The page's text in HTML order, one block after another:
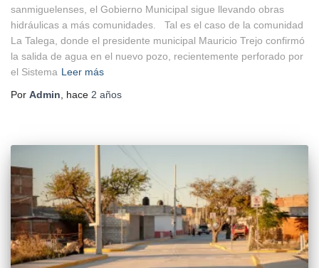
sanmiguelenses, el Gobierno Municipal sigue llevando obras
hidráulicas a más comunidades. Tal es el caso de la comunidad
La Talega, donde el presidente municipal Mauricio Trejo confirmó
la salida de agua en el nuevo pozo, recientemente perforado por
el Sistema Leer más
Por Admin , hace 2 años